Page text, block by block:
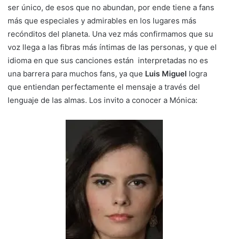
ser único, de esos que no abundan, por ende tiene a fans
más que especiales y admirables en los lugares más
recónditos del planeta. Una vez más confirmamos que su
voz llega a las fibras más íntimas de las personas, y que el
idioma en que sus canciones están interpretadas no es
una barrera para muchos fans, ya que Luis Miguel logra
que entiendan perfectamente el mensaje a través del
lenguaje de las almas. Los invito a conocer a Mónica: